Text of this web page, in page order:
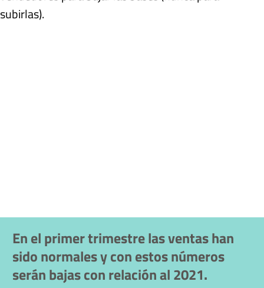
subirlas).
En el primer trimestre las ventas han
sido normales y con estos números
serán bajas con relación al 2021.